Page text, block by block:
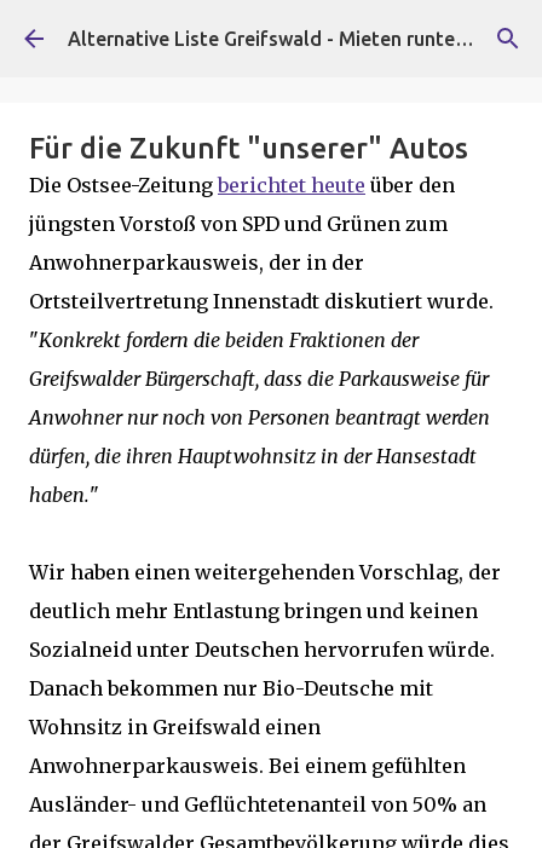
Direkt zum Hauptbereich Alternative Liste Greifswald - Mieten runter, Faschist*innen raus!
Für die Zukunft "unserer" Autos
Die Ostsee-Zeitungberichtet heute über den
jüngsten Vorstoß von SPD und Grünen zum
Anwohnerparkausweis, der in der
Ortsteilvertretung Innenstadt diskutiert wurde.
"Konkrekt fordern die beiden Fraktionen der
Greifswalder Bürgerschaft, dass die Parkausweise für
Anwohner nur noch von Personen beantragt werden
dürfen, die ihren Hauptwohnsitz in der Hansestadt
haben."
Wir haben einen weitergehenden Vorschlag, der
deutlich mehr Entlastung bringen und keinen
Sozialneid unter Deutschen hervorrufen würde.
Danach bekommen nur Bio-Deutsche mit
Wohnsitz in Greifswald einen
Anwohnerparkausweis. Bei einem gefühlten
Ausländer- und Geflüchtetenanteil von 50% an
der Greifswalder Gesamtbevölkerung würde dies